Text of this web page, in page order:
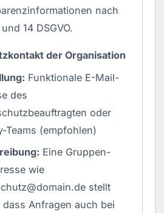
nach
14 DSGVO.
der Organisation
Funktionale E-Mail-
des
oder
Teams (empfohlen)
Eine Gruppen-
wie
stellt
dass Anfragen auch bei